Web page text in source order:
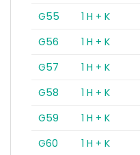
G55
1 H + K
G56
1 H + K
G57
1 H + K
G58
1 H + K
G59
1 H + K
G60
1 H + K